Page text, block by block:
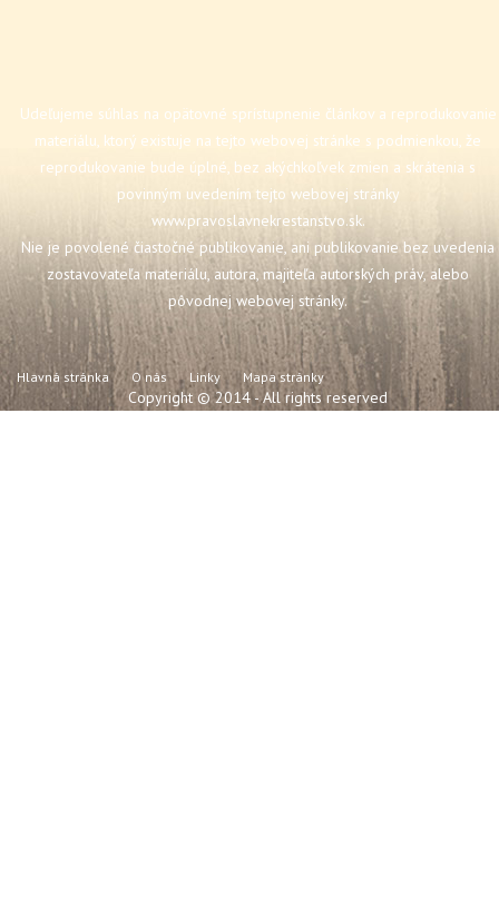
Udeľujeme súhlas na opätovné sprístupnenie článkov a reprodukovanie
materiálu, ktorý existuje na tejto webovej stránke s podmienkou, že
reprodukovanie bude úplné, bez akýchkoľvek zmien a skrátenia s
povinným uvedením tejto webovej stránky
www.pravoslavnekrestanstvo.sk.
Nie je povolené čiastočné publikovanie, ani publikovanie bez uvedenia
zostavovateľa materiálu, autora, majiteľa autorských práv, alebo
pôvodnej webovej stránky.
Hlavná stránka O nás Linky Mapa stránky
Copyright © 2014 - All rights reserved